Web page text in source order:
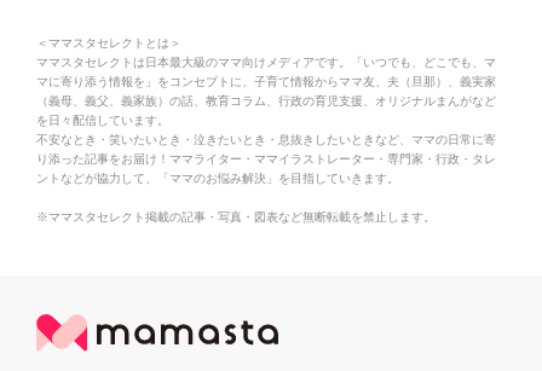
＜ママスタセレクトとは＞
ママスタセレクトは日本最大級のママ向けメディアです。「いつでも、どこでも、マ
マに寄り添う情報を」をコンセプトに、子育て情報からママ友、夫（旦那）、義実家
（義母、義父、義家族）の話、教育コラム、行政の育児支援、オリジナルまんがなど
を日々配信しています。
不安なとき・笑いたいとき・泣きたいとき・息抜きしたいときなど、ママの日常に寄
り添った記事をお届け！ママライター・ママイラストレーター・専門家・行政・タレ
ントなどが協力して、「ママのお悩み解決」を目指していきます。
※ママスタセレクト掲載の記事・写真・図表など無断転載を禁止します。